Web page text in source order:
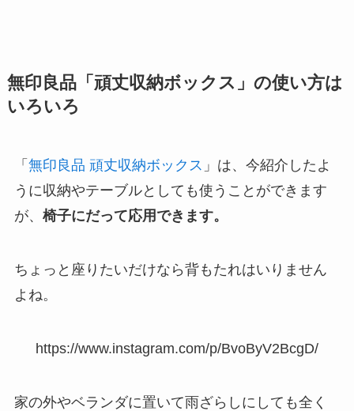
無印良品「頑丈収納ボックス」の使い方は
いろいろ
「 無印良品 頑丈収納ボックス 」は、今紹介したよ
うに収納やテーブルとしても使うことができます
が、 椅子にだって応用できます。
ちょっと座りたいだけなら背もたれはいりません
よね。
https://www.instagram.com/p/BvoByV2BcgD/
家の外やベランダに置いて雨ざらしにしても全く